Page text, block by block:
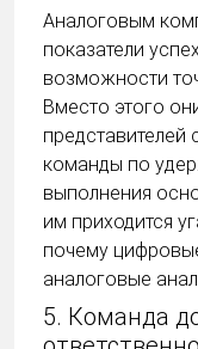
Аналоговым
показатели
возможности
Вместо этого
команды по
выполнения
им приходится
почему
аналоговые
5. Команда